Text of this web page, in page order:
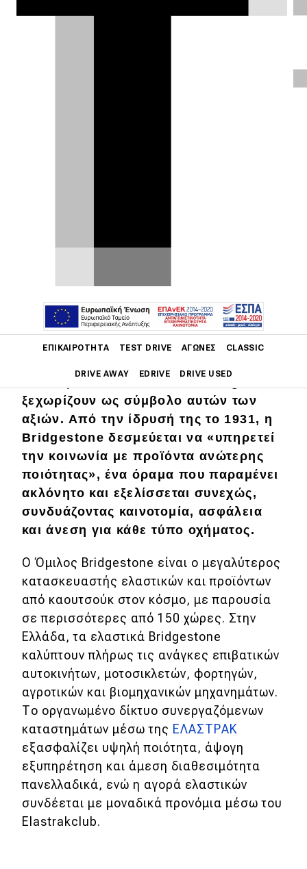
ΕΠΙΚΑΙΡΌΤΗΤΑ TEST DRIVE ΑΓΏΝΕΣ CLASSIC
DRIVE AWAY EDRIVE DRIVE USED
Main navigation
Επικαιρότητα
Νέα μοντέλα
Πρωτότυπα
Ελλάδα
Κόσμος
Τεχνολογία
Ασφάλεια
Απόψεις
Test Drive
Δοκιμή
Αποστολή
Συγκρίνουμε
Αγώνες
EV Ready μέχρι τα υψηλών επιδόσεων
Σήμερα, η οδήγηση δεν περιορίζεται
στη μετακίνηση, είναι μια εμπειρία
ξεχωρίζουν ως σύμβολο αυτών των
αξιών. Από την ίδρυσή της το 1931, η
Bridgestone δεσμεύεται να «υπηρετεί
την κοινωνία με προϊόντα ανώτερης
ποιότητας», ένα όραμα που παραμένει
ακλόνητο και εξελίσσεται συνεχώς,
συνδυάζοντας καινοτομία, ασφάλεια
και άνεση για κάθε τύπο οχήματος.
Ο Όμιλος Bridgestone είναι ο μεγαλύτερος
κατασκευαστής ελαστικών και προϊόντων
από καουτσούκ στον κόσμο, με παρουσία
σε περισσότερες από 150 χώρες. Στην
Ελλάδα, τα ελαστικά Bridgestone
καλύπτουν πλήρως τις ανάγκες επιβατικών
αυτοκινήτων, μοτοσικλετών, φορτηγών,
αγροτικών και βιομηχανικών μηχανημάτων.
Το οργανωμένο δίκτυο συνεργαζόμενων
καταστημάτων μέσω της ΕΛΑΣΤΡΑΚ
εξασφαλίζει υψηλή ποιότητα, άψογη
εξυπηρέτηση και άμεση διαθεσιμότητα
πανελλαδικά, ενώ η αγορά ελαστικών
συνδέεται με μοναδικά προνόμια μέσω του
Elastrakclub.